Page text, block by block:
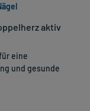
aktiv
eine
und gesunde